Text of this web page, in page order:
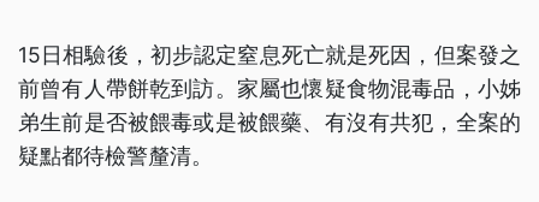
15日相驗後，初步認定窒息死亡就是死因，但案發之
前曾有人帶餅乾到訪。家屬也懷疑食物混毒品，小姊
弟生前是否被餵毒或是被餵藥、有沒有共犯，全案的
疑點都待檢警釐清。